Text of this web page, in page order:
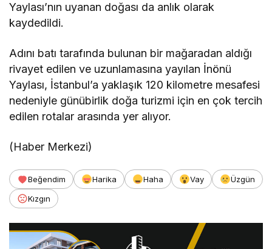
Yaylası’nın uyanan doğası da anlık olarak
kaydedildi.
Adını batı tarafında bulunan bir mağaradan aldığı
rivayet edilen ve uzunlamasına yayılan İnönü
Yaylası, İstanbul’a yaklaşık 120 kilometre mesafesi
nedeniyle günübirlik doğa turizmi için en çok tercih
edilen rotalar arasında yer alıyor.
(Haber Merkezi)
Beğendim Harika Haha Vay
Üzgün
Kızgın